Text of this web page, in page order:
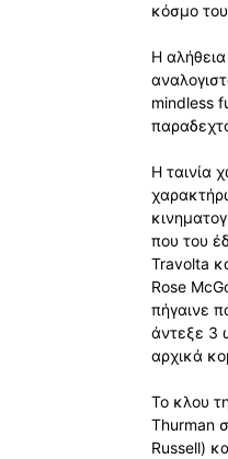
κόσμο
Η αλήθεια
mindless
Η ταινία
που του
Travolta
Rose
πήγαινε
άντεξε 3
αρχικά
Το κλου
Thurman
Russell)